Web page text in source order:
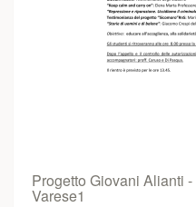
Progetto Giovani Alianti
Varese1